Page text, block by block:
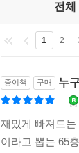
전체
1 2
종이책 구매 누
재밌게 빠져드
이라고 뽑는 65